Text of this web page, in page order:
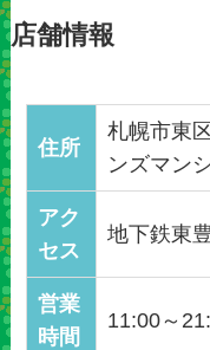
店舗情報
住所
札幌市東
ンズマン
アク
セス
地下鉄東
営業
時間
11:00～